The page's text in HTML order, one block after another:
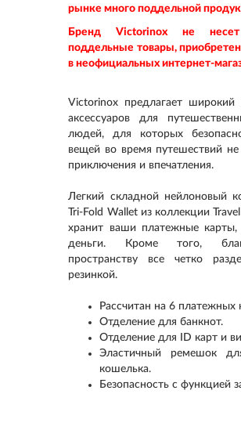
рынке много поддельной
Бренд Victorinox не несет
поддельные товары,
в неофициальных интернет-
Victorinox предлагает
аксессуаров для
людей, для которых
вещей во время путешествий
приключения и впечатления.
Легкий складной нейлоновый
Tri-Fold Wallet из коллекции
хранит ваши платежные
деньги. Кроме того,
пространству все четко
резинкой.
Рассчитан на 6 платежных
Отделение для банкнот.
Отделение для ID карт и
Эластичный ремешок
кошелька.
Безопасность с функцией